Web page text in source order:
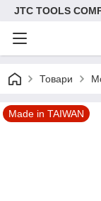
JTC TOOLS
Товари
Made in TAIWAN